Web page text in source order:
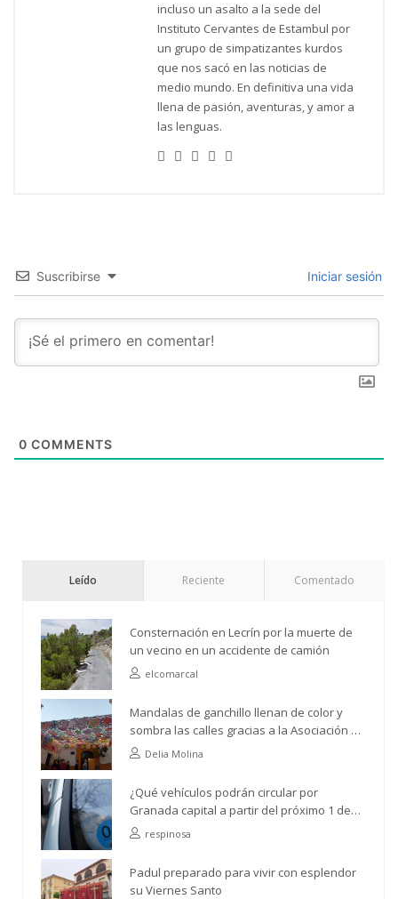
incluso un asalto a la sede del
Instituto Cervantes de Estambul por
un grupo de simpatizantes kurdos
que nos sacó en las noticias de
medio mundo. En definitiva una vida
llena de pasión, aventuras, y amor a
las lenguas.
Suscribirse Iniciar sesión
0 COMMENTS
Leído Reciente Comentado
Consternación en Lecrín por la muerte de
un vecino en un accidente de camión
elcomarcal
Mandalas de ganchillo llenan de color y
sombra las calles gracias a la Asociación de
Vecinos Río Ízbor
Delia Molina
¿Qué vehículos podrán circular por
Granada capital a partir del próximo 1 de
abril?respinosa
Padul preparado para vivir con esplendor
su Viernes Santo